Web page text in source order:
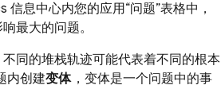
信息中心内您的应用“问题”表格中，
最大的问题。
同的堆栈轨迹可能代表着不同的根本
内创建变体，变体是一个问题中的事